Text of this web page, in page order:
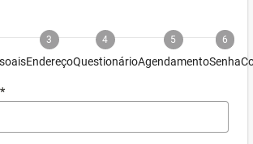
3
Endereço
4
Questionário
5
Agendamento
6
Senha
*